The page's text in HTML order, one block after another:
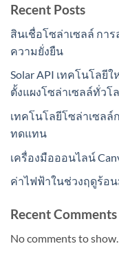
Recent Posts
สินเชื่อโซล่าเซลล์ กา
ความยั่งยืน
Solar API เทคโนโลยี
ตั้งแผงโซล่าเซลล์ทั่วโ
เทคโนโลยีโซล่าเซล
ทดแทน
เครื่องมือออนไลน์
ค่าไฟฟ้าในช่วงฤดูร้อ
Recent Comments
No comments to show.